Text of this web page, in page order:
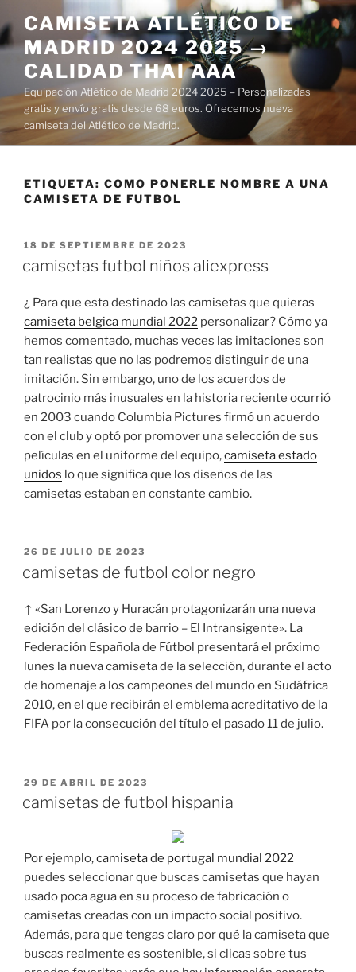
al
contenido
CAMISETA ATLÉTICO DE
MADRID 2024 2025 →
CALIDAD THAI AAA
Equipación Atlético de Madrid 2024 2025 – Personalizadas
gratis y envío gratis desde 68 euros. Ofrecemos nueva
camiseta del Atlético de Madrid.
ETIQUETA: COMO PONERLE NOMBRE A UNA
CAMISETA DE FUTBOL
PUBLICADO
18 DE SEPTIEMBRE DE 2023
camisetas futbol niños aliexpress
¿ Para que esta destinado las camisetas que quieras
camiseta belgica mundial 2022 personalizar? Cómo ya
hemos comentado, muchas veces las imitaciones son
tan realistas que no las podremos distinguir de una
imitación. Sin embargo, uno de los acuerdos de
patrocinio más inusuales en la historia reciente ocurrió
en 2003 cuando Columbia Pictures firmó un acuerdo
con el club y optó por promover una selección de sus
películas en el uniforme del equipo,camiseta estado
unidos lo que significa que los diseños de las
camisetas estaban en constante cambio.
PUBLICADO
26 DE JULIO DE 2023
camisetas de futbol color negro
↑ «San Lorenzo y Huracán protagonizarán una nueva
edición del clásico de barrio – El Intransigente». La
Federación Española de Fútbol presentará el próximo
lunes la nueva camiseta de la selección, durante el acto
de homenaje a los campeones del mundo en Sudáfrica
2010, en el que recibirán el emblema acreditativo de la
FIFA por la consecución del título el pasado 11 de julio.
PUBLICADO
29 DE ABRIL DE 2023
camisetas de futbol hispania
Por ejemplo,camiseta de portugal mundial 2022
puedes seleccionar que buscas camisetas que hayan
usado poca agua en su proceso de fabricación o
camisetas creadas con un impacto social positivo.
Además, para que tengas claro por qué la camiseta que
buscas realmente es sostenible, si clicas sobre tus